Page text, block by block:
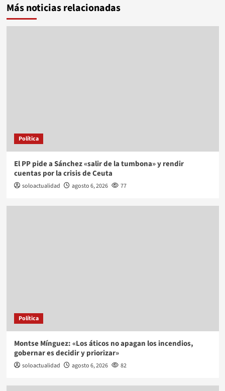
Más noticias relacionadas
Política
El PP pide a Sánchez «salir de la tumbona» y rendir
cuentas por la crisis de Ceuta
soloactualidad agosto 6, 2026 77
Política
Montse Mínguez: «Los áticos no apagan los incendios,
gobernar es decidir y priorizar»
soloactualidad agosto 6, 2026 82